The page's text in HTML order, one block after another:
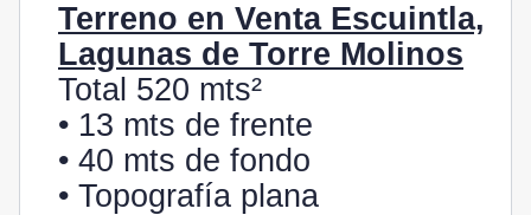
Terreno en Venta Escuintla,
Lagunas de Torre Molinos
Total 520 mts²
• 13 mts de frente
• 40 mts de fondo
• Topografía plana